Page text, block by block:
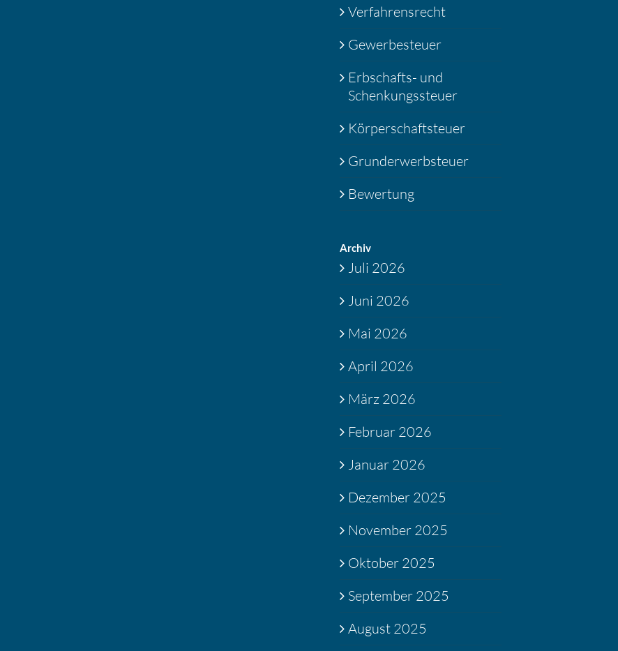
Verfahrensrecht
Gewerbesteuer
Erbschafts- und
Schenkungssteuer
Körperschaftsteuer
Grunderwerbsteuer
Bewertung
Archiv
Juli 2026
Juni 2026
Mai 2026
April 2026
März 2026
Februar 2026
Januar 2026
Dezember 2025
November 2025
Oktober 2025
September 2025
August 2025